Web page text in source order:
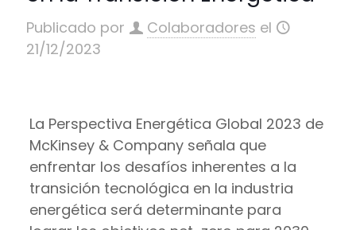
Publicado por Colaboradores el
21/12/2023
La Perspectiva Energética Global 2023 de
McKinsey & Company señala que
enfrentar los desafíos inherentes a la
transición tecnológica en la industria
energética será determinante para